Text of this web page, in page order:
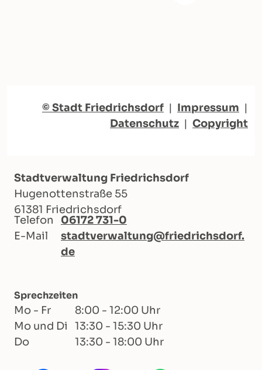
© Stadt Friedrichsdorf | Impressum |
Datenschutz | Copyright
Stadtverwaltung Friedrichsdorf
Hugenottenstraße 55
61381 Friedrichsdorf
Telefon
06172 731-0
E-Mail
stadtverwaltung@friedrichsdorf.
de
Sprechzeiten
Mo - Fr
8:00 - 12:00 Uhr
Mo und Di
13:30 - 15:30 Uhr
Do
13:30 - 18:00 Uhr